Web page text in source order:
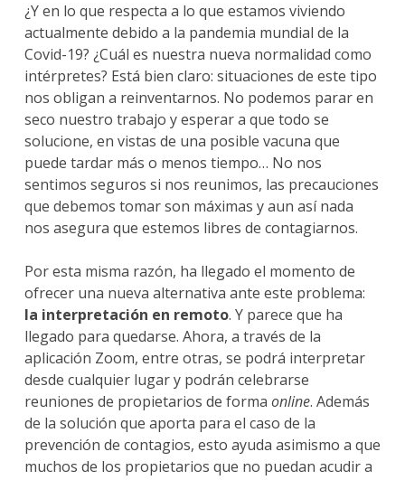
¿Y en lo que respecta a lo que estamos viviendo
actualmente debido a la pandemia mundial de la
Covid-19? ¿Cuál es nuestra nueva normalidad como
intérpretes? Está bien claro: situaciones de este tipo
nos obligan a reinventarnos. No podemos parar en
seco nuestro trabajo y esperar a que todo se
solucione, en vistas de una posible vacuna que
puede tardar más o menos tiempo… No nos
sentimos seguros si nos reunimos, las precauciones
que debemos tomar son máximas y aun así nada
nos asegura que estemos libres de contagiarnos.
Por esta misma razón, ha llegado el momento de
ofrecer una nueva alternativa ante este problema:
la interpretación en remoto. Y parece que ha
llegado para quedarse. Ahora, a través de la
aplicación Zoom, entre otras, se podrá interpretar
desde cualquier lugar y podrán celebrarse
reuniones de propietarios de forma online. Además
de la solución que aporta para el caso de la
prevención de contagios, esto ayuda asimismo a que
muchos de los propietarios que no puedan acudir a